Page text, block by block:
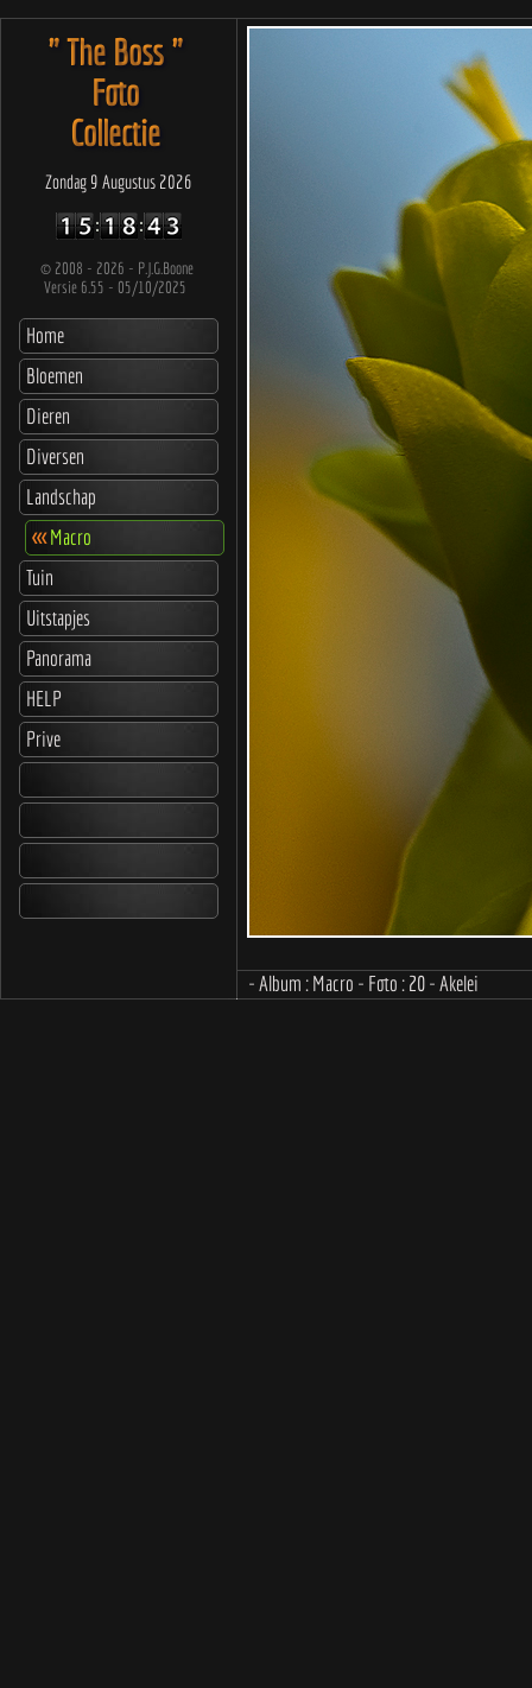
" The Boss "
Foto
Collectie
Zondag 9 Augustus 2026
© 2008 - 2026 - P.J.G.Boone
Versie 6.55 - 05/10/2025
Home
Bloemen
Dieren
Diversen
Landschap
<<<Macro
Tuin
Uitstapjes
Panorama
HELP
Prive
- Album : Macro - Foto : 20 - Akelei